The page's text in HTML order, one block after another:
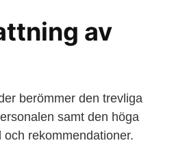
av
berömmer den trevliga
samt den höga
och rekommendationer.